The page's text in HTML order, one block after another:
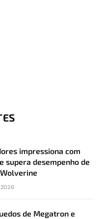
impressiona com
supera desempenho de
2026
de Megatron e